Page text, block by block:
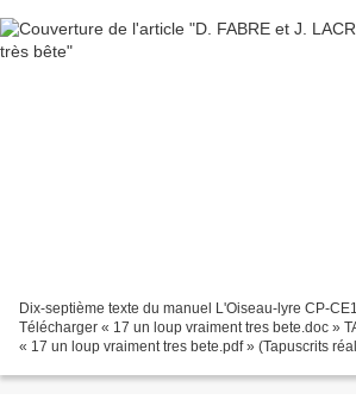
Dix-septième texte du manuel L'Oiseau-lyre CP-
Télécharger « 17 un loup vraiment tres bete.doc »
« 17 un loup vraiment tres bete.pdf » (Tapuscrits